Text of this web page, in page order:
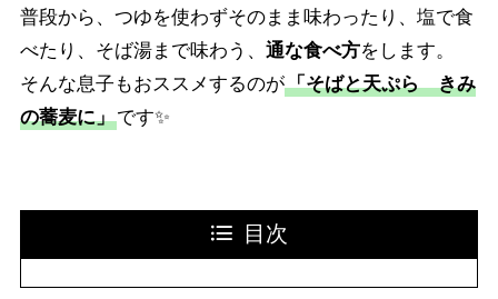
普段から、つゆを使わずそのまま味わったり、塩で食
べたり、そば湯まで味わう、 通な食べ方をします。
そんな息子もおススメするのが「そばと天ぷら きみ
の蕎麦に」です✨
目次